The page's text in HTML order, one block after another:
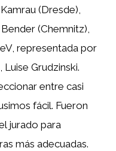
(Dresde),
(Chemnitz),
representada por
Grudzinski.
entre casi
fácil. Fueron
jurado para
más adecuadas.